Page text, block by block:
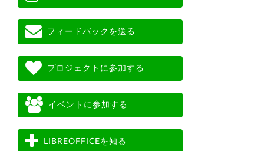
フィードバックを送る
プロジェクトに参加する
イベントに参加する
LIBREOFFICEを知る